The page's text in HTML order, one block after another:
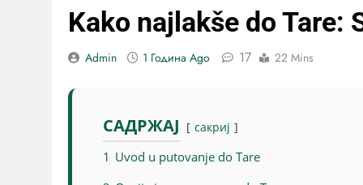
Kako najlakše do Tare:
Admin 1 Година Ago 17 22 Mins
САДРЖАЈ сакриј
1 Uvod u putovanje do Tare